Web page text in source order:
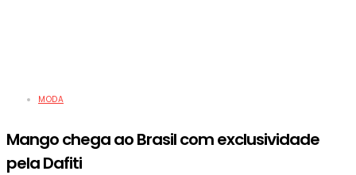
MODA
Mango chega ao Brasil com exclusividade
pela Dafiti